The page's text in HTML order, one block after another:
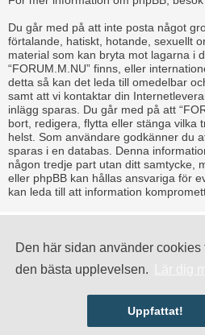
Den här sidan använder cookies
den bästa upplevelsen.
Uppfattat!
Du går med på att inte posta något
förtalande, hatiskt, hotande, sexuellt
material som kan bryta mot lagarna i
“FORUM.M.NU” finns, eller
detta så kan det leda till omedelbar
samt att vi kontaktar din
inlägg sparas. Du går med på att
bort, redigera, flytta eller stänga vilka
helst. Som användare godkänner du
sparas i en databas. Denna
någon tredje part utan ditt samtycke,
eller phpBB kan hållas ansvariga för
kan leda till att information
Alla
Swedish translation byphpBB Sweden
Användarvillkor